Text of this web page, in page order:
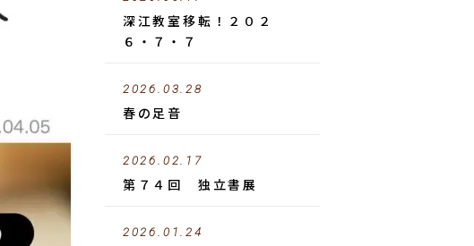
深江教室移転！２０２
６・７・７
2026.03.28
春の足音
2026.02.17
第７４回 独立書展
2026.01.24